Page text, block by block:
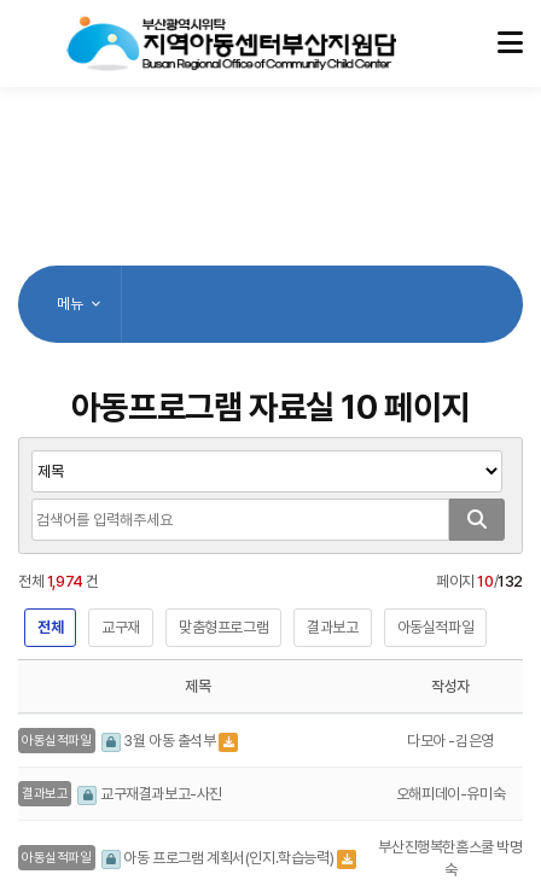
메뉴
아동프로그램 자료실 10 페이지
전체 1,974 건 페이지10/132
전체 교구재 맞춤형프로그램 결과보고 아동실적파일
제목 작성자
아동실적파일 3월 아동 출석부 다모아 -김은영
결과보고 교구재결과보고-사진 오해피데이-유미숙
아동실적파일 아동 프로그램 계획서(인지.학습능력)
부산진행복한홈스쿨 박명
숙